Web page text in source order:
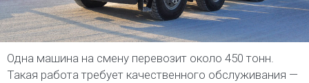
Одна машина на смену перевозит около 450 тонн.
Такая работа требует качественного обслуживания —